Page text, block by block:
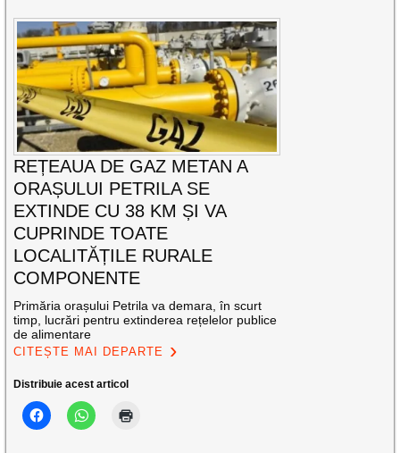
REȚEAUA DE GAZ METAN A
ORAȘULUI PETRILA SE
EXTINDE CU 38 KM ȘI VA
CUPRINDE TOATE
LOCALITĂȚILE RURALE
COMPONENTE
Primăria orașului Petrila va demara, în scurt
timp, lucrări pentru extinderea rețelelor publice
de alimentare
CITEȘTE MAI DEPARTE
Distribuie acest articol